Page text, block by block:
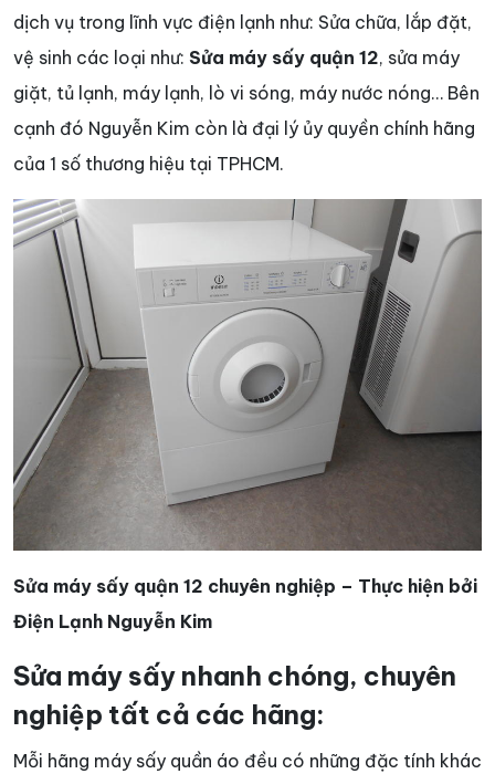
dịch vụ trong lĩnh vực điện lạnh như: Sửa chữa, lắp đặt,
vệ sinh các loại như: Sửa máy sấy quận 12, sửa máy
giặt, tủ lạnh, máy lạnh, lò vi sóng, máy nước nóng… Bên
cạnh đó Nguyễn Kim còn là đại lý ủy quyền chính hãng
của 1 số thương hiệu tại TPHCM.
Sửa máy sấy quận 12 chuyên nghiệp – Thực hiện bởi
Điện Lạnh Nguyễn Kim
Sửa máy sấy nhanh chóng, chuyên
nghiệp tất cả các hãng:
Mỗi hãng máy sấy quần áo đều có những đặc tính khác